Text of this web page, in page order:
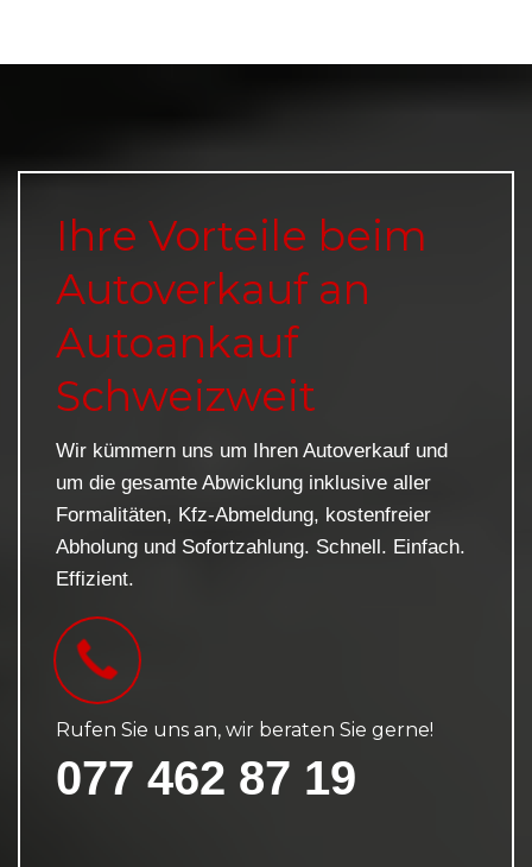
Ihre Vorteile beim
Autoverkauf an
Autoankauf
Schweizweit
Wir kümmern uns um Ihren Autoverkauf und
um die gesamte Abwicklung inklusive aller
Formalitäten, Kfz-Abmeldung, kostenfreier
Abholung und Sofortzahlung. Schnell. Einfach.
Effizient.
Rufen Sie uns an, wir beraten Sie gerne!
077 462 87 19